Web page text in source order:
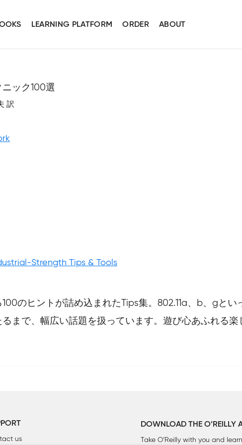
LEARNING PLATFORM ORDER ABOUT
ック100選
訳
Strength Tips & Tools
のヒントが詰め込まれたTips集。802.11a、b、gと
まで、幅広い話題を扱っています。遊び心あふれる
us
DOWNLOAD THE O’REILLY
Take O’Reilly with you and